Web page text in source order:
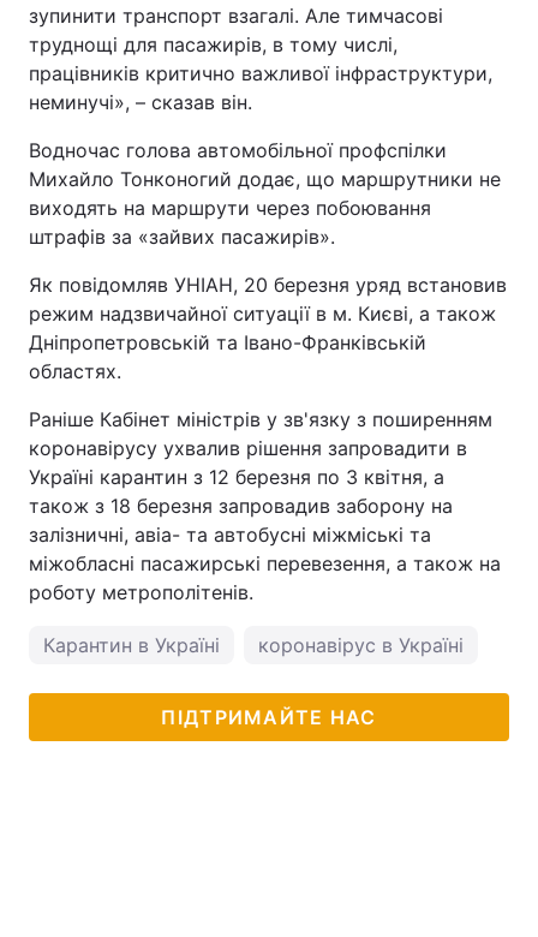
зупинити транспорт взагалі. Але тимчасові
труднощі для пасажирів, в тому числі,
працівників критично важливої інфраструктури,
неминучі», – сказав він.
Водночас голова автомобільної профспілки
Михайло Тонконогий додає, що маршрутники не
виходять на маршрути через побоювання
штрафів за «зайвих пасажирів».
Як повідомляв УНІАН, 20 березня уряд встановив
режим надзвичайної ситуації в м. Києві, а також
Дніпропетровській та Івано-Франківській
областях.
Раніше Кабінет міністрів у зв'язку з поширенням
коронавірусу ухвалив рішення запровадити в
Україні карантин з 12 березня по 3 квітня, а
також з 18 березня запровадив заборону на
залізничні, авіа- та автобусні міжміські та
міжобласні пасажирські перевезення, а також на
роботу метрополітенів.
Карантин в Україні коронавірус в Україні
ПІДТРИМАЙТЕ НАС